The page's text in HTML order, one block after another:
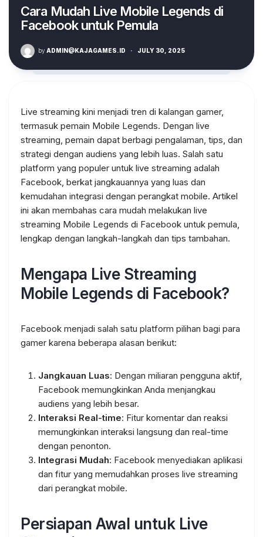
Cara Mudah Live Mobile Legends di
Facebook untuk Pemula
by ADMIN@KAJAGAMES.ID · JULY 30, 2025
Live streaming kini menjadi tren di kalangan gamer,
termasuk pemain Mobile Legends. Dengan live
streaming, pemain dapat berbagi pengalaman, tips, dan
strategi dengan audiens yang lebih luas. Salah satu
platform yang populer untuk live streaming adalah
Facebook, berkat jangkauannya yang luas dan
kemudahan integrasi dengan perangkat mobile. Artikel
ini akan membahas cara mudah melakukan live
streaming Mobile Legends di Facebook untuk pemula,
lengkap dengan langkah-langkah dan tips tambahan.
Mengapa Live Streaming
Mobile Legends di Facebook?
Facebook menjadi salah satu platform pilihan bagi para
gamer karena beberapa alasan berikut:
Jangkauan Luas: Dengan miliaran pengguna aktif,
Facebook memungkinkan Anda menjangkau
audiens yang lebih besar.
Interaksi Real-time: Fitur komentar dan reaksi
memungkinkan interaksi langsung dan real-time
dengan penonton.
Integrasi Mudah: Facebook menyediakan aplikasi
dan fitur yang memudahkan proses live streaming
dari perangkat mobile.
Persiapan Awal untuk Live